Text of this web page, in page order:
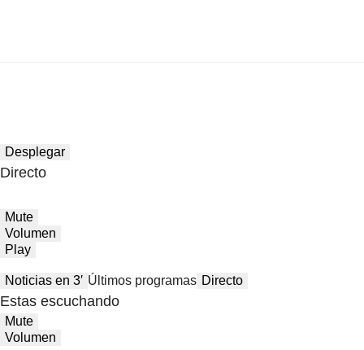
Desplegar
Directo
Mute
Volumen
Play
Noticias en 3′ Últimos programas Directo
Estas escuchando
Mute
Volumen